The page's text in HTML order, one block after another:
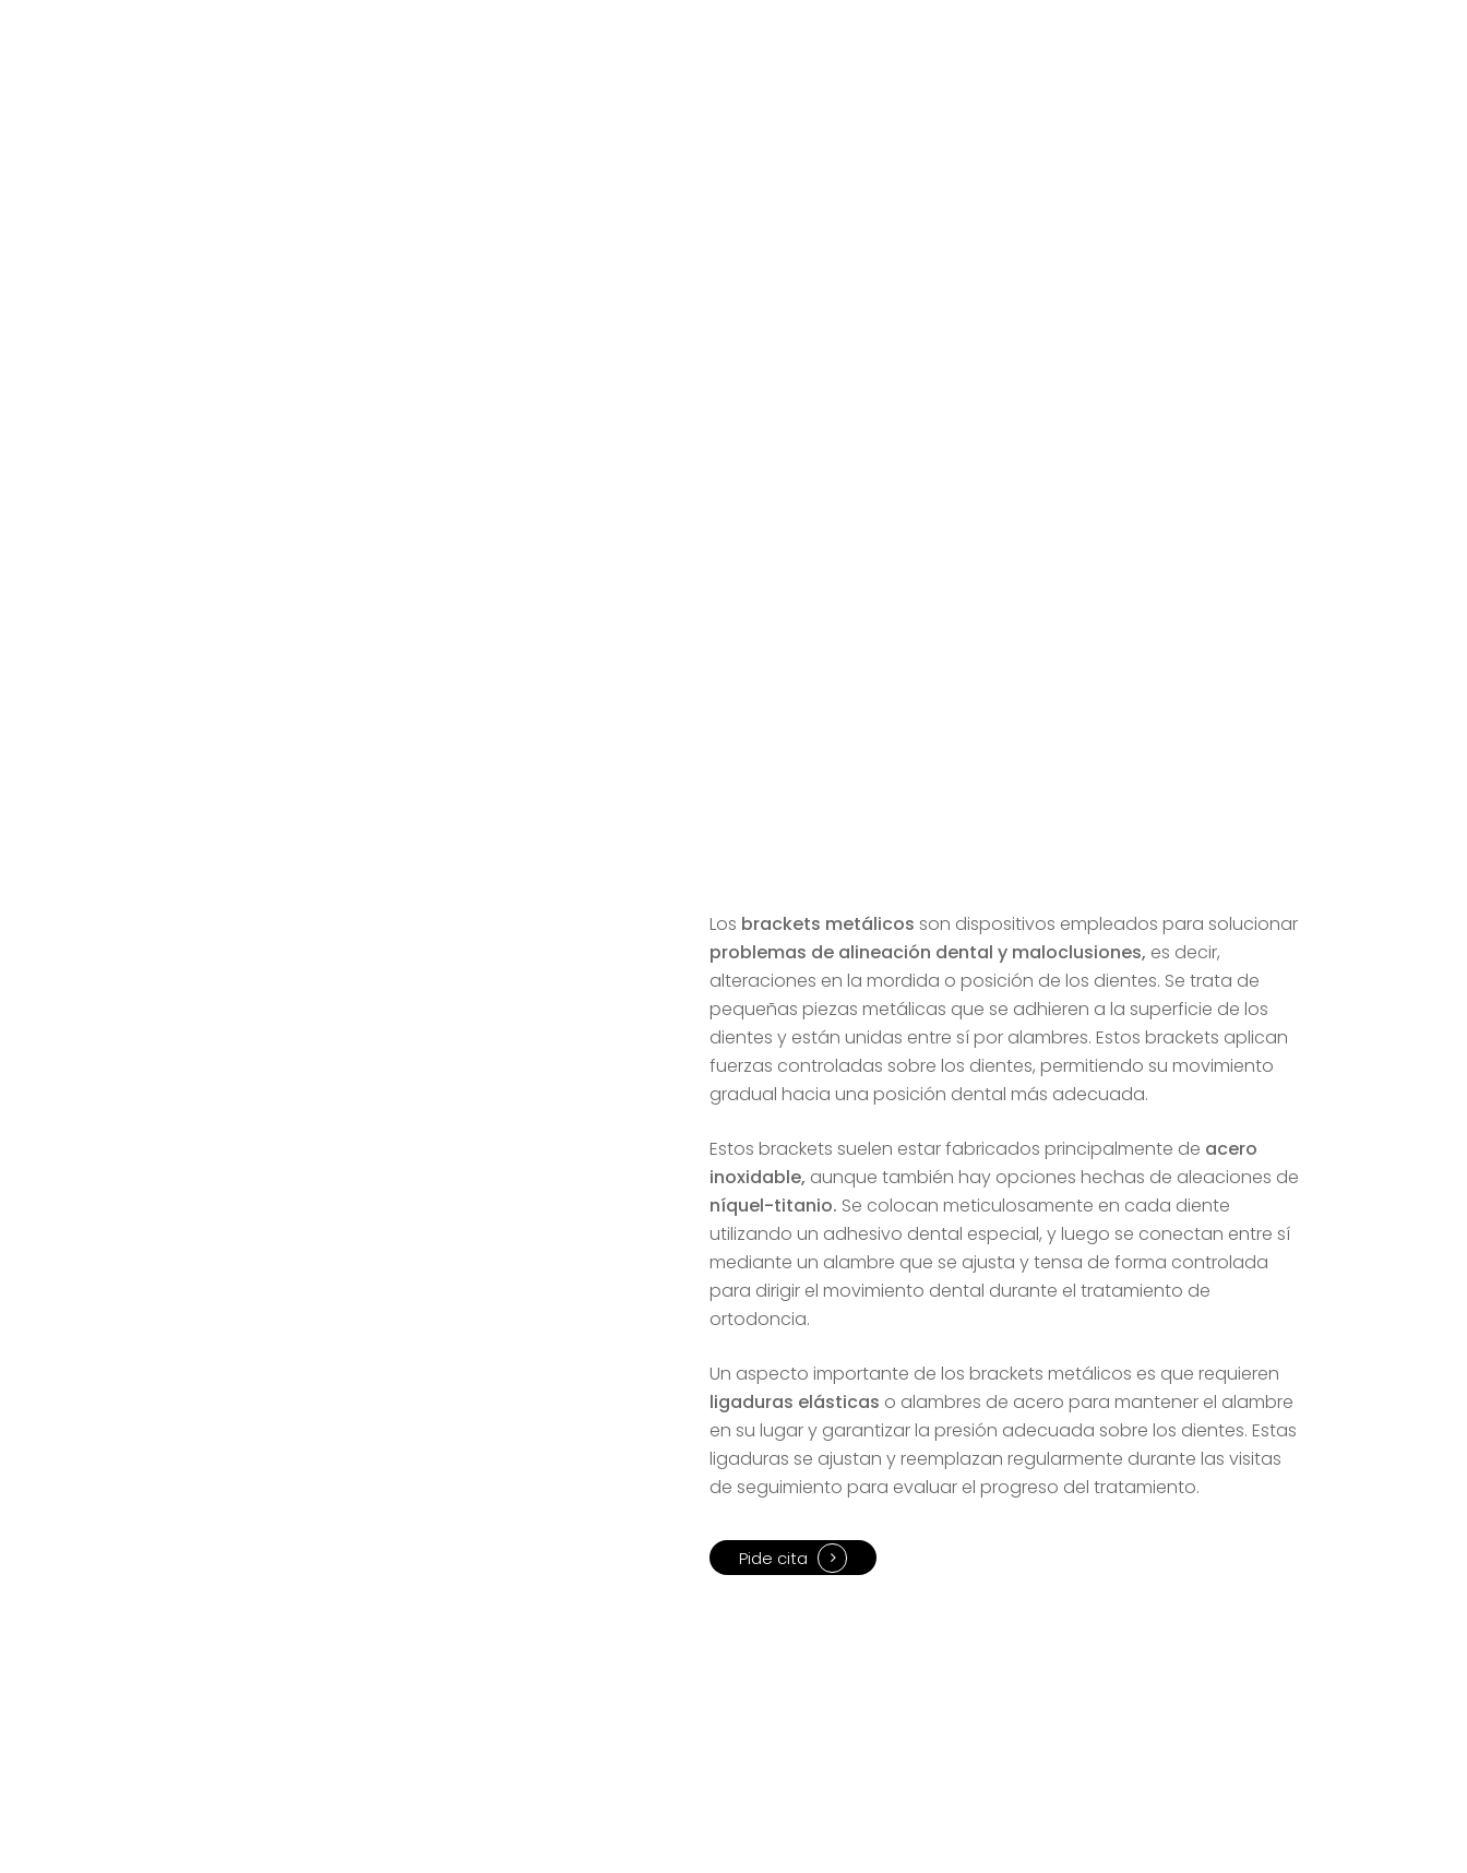
Los brackets metálicos son dispositivos empleados para solucionar
problemas de alineación dental y maloclusiones, es decir,
alteraciones en la mordida o posición de los dientes. Se trata de
pequeñas piezas metálicas que se adhieren a la superficie de los
dientes y están unidas entre sí por alambres. Estos brackets aplican
fuerzas controladas sobre los dientes, permitiendo su movimiento
gradual hacia una posición dental más adecuada.
Estos brackets suelen estar fabricados principalmente de acero
inoxidable, aunque también hay opciones hechas de aleaciones de
níquel-titanio. Se colocan meticulosamente en cada diente
utilizando un adhesivo dental especial, y luego se conectan entre sí
mediante un alambre que se ajusta y tensa de forma controlada
para dirigir el movimiento dental durante el tratamiento de
ortodoncia.
Un aspecto importante de los brackets metálicos es que requieren
ligaduras elásticas o alambres de acero para mantener el alambre
en su lugar y garantizar la presión adecuada sobre los dientes. Estas
ligaduras se ajustan y reemplazan regularmente durante las visitas
de seguimiento para evaluar el progreso del tratamiento.
Pide cita